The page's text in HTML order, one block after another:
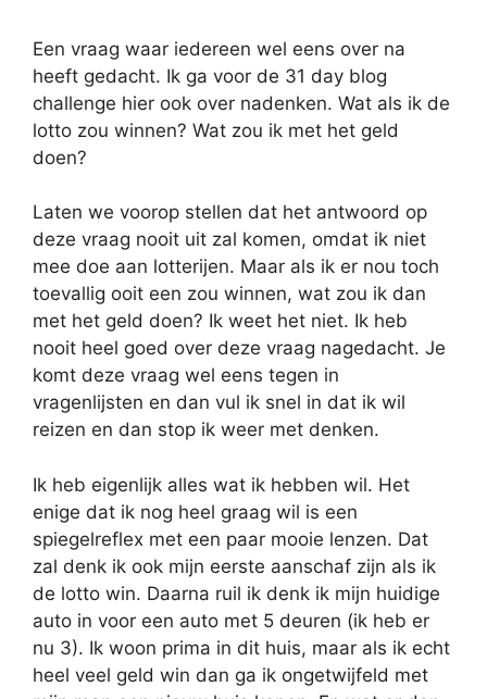
Een vraag waar iedereen wel eens over na
heeft gedacht. Ik ga voor de 31 day blog
challenge hier ook over nadenken. Wat als ik de
lotto zou winnen? Wat zou ik met het geld
doen?
Laten we voorop stellen dat het antwoord op
deze vraag nooit uit zal komen, omdat ik niet
mee doe aan lotterijen. Maar als ik er nou toch
toevallig ooit een zou winnen, wat zou ik dan
met het geld doen? Ik weet het niet. Ik heb
nooit heel goed over deze vraag nagedacht. Je
komt deze vraag wel eens tegen in
vragenlijsten en dan vul ik snel in dat ik wil
reizen en dan stop ik weer met denken.
Ik heb eigenlijk alles wat ik hebben wil. Het
enige dat ik nog heel graag wil is een
spiegelreflex met een paar mooie lenzen. Dat
zal denk ik ook mijn eerste aanschaf zijn als ik
de lotto win. Daarna ruil ik denk ik mijn huidige
auto in voor een auto met 5 deuren (ik heb er
nu 3). Ik woon prima in dit huis, maar als ik echt
heel veel geld win dan ga ik ongetwijfeld met